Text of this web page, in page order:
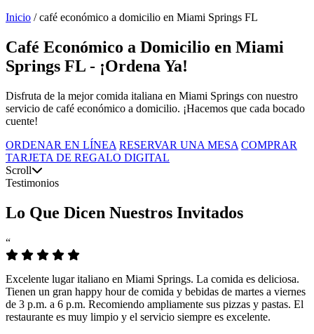
Inicio / café económico a domicilio en Miami Springs FL
Café Económico a Domicilio en Miami
Springs FL - ¡Ordena Ya!
Disfruta de la mejor comida italiana en Miami Springs con nuestro
servicio de café económico a domicilio. ¡Hacemos que cada bocado
cuente!
ORDENAR EN LÍNEA RESERVAR UNA MESA COMPRAR
TARJETA DE REGALO DIGITAL
Scroll
Testimonios
Lo Que Dicen Nuestros Invitados
“
Excelente lugar italiano en Miami Springs. La comida es deliciosa.
Tienen un gran happy hour de comida y bebidas de martes a viernes
de 3 p.m. a 6 p.m. Recomiendo ampliamente sus pizzas y pastas. El
restaurante es muy limpio y el servicio siempre es excelente.